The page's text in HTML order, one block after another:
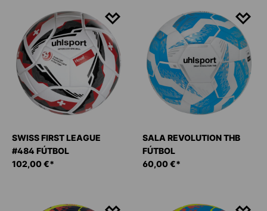
SWISS FIRST LEAGUE
#484 FÚTBOL
102,00 €*
SALA REVOLUTION THB
FÚTBOL
60,00 €*